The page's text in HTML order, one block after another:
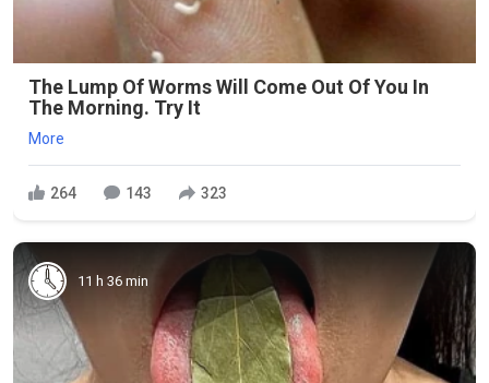
The Lump Of Worms Will Come Out Of You In
The Morning. Try It
More
264 143 323
11 h 36 min